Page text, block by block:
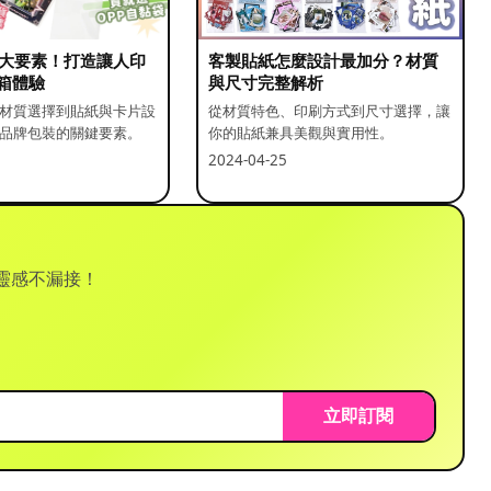
要素！打造讓人印
體驗
質選擇到貼紙與卡片設
牌包裝的關鍵要素。
客製貼紙怎麼設計最加分？材質
與尺寸完整解析
從材質特色、印刷方式到尺寸選擇，讓
你的貼紙兼具美觀與實用性。
2024-04-25
不漏接！
立即訂閱